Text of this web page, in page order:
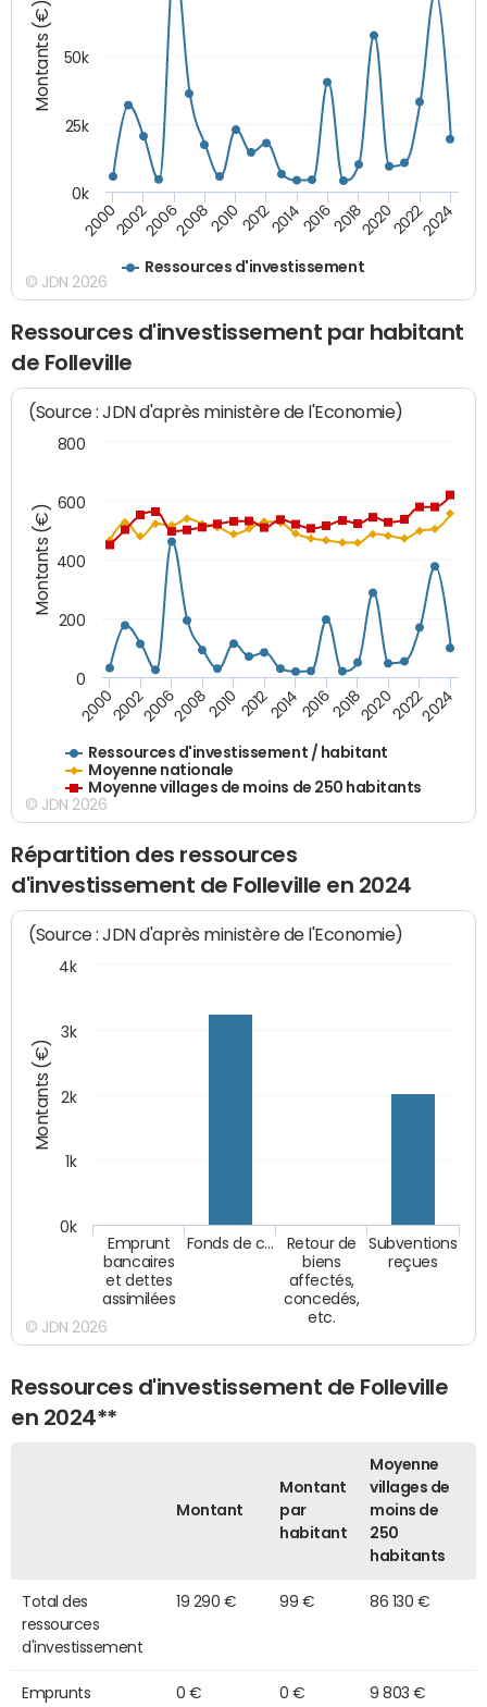
Montants (€)
Ressources d'investissement
200020022006200820102012201420162018202020222024
0k
25k
50k
© JDN 2026
Ressources d'investissement par habitant
de Folleville
Montants (€)
(Source : JDN d'après ministère de l'Economie)
Ressources d'investissement / habitant
Moyenne nationale
Moyenne villages de moins de 250 habitants
20002002200620082010 2012201420162018202020222024
0
200
400
600
800
© JDN 2026
Répartition des ressources
d'investissement de Folleville en 2024
Montants (€)
(Source : JDN d'après ministère de l'Economie)
Emprunt
bancaires
et dettes
assimilées
Fonds de c…
Retour de
biens
affectés,
concedés,
etc.
Subventions
reçues
0k
1k
2k
3k
4k
© JDN 2026
Ressources d'investissement de Folleville
en 2024**
Montant
Montant
par
habitant
Moyenne
villages de
moins de
250
habitants
Total des
ressources
d'investissement
19 290 € 99 € 86 130 €
Emprunts 0 € 0 € 9 803 €